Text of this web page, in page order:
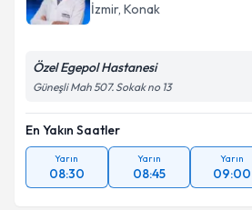
İzmir, Konak
Özel Egepol Hastanesi
Güneşli Mah 507. Sokak no 13
En Yakın Saatler
Yarın
08:30
Yarın
08:45
Yarın
09:00